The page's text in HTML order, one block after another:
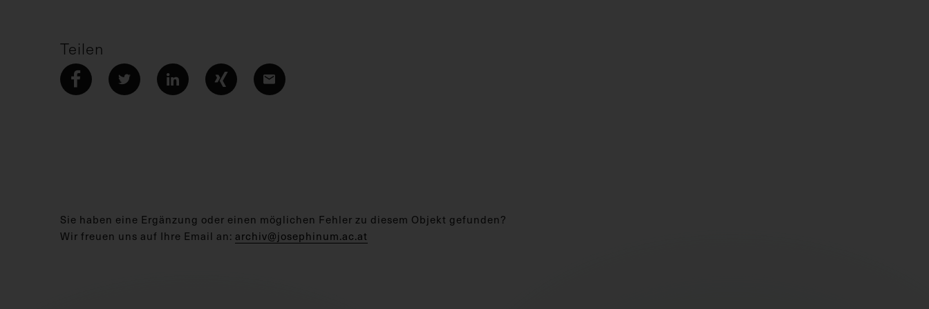
Teilen
Sie haben eine Ergänzung oder einen möglichen Fehler zu diesem Objekt gefunden?
Wir freuen uns auf Ihre Email an: archiv@josephinum.ac.at